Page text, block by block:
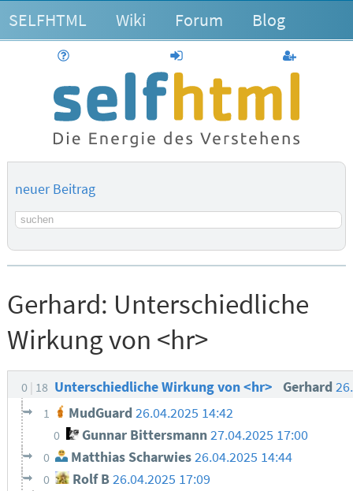
SELFHTML Wiki Forum Blog
anmelden
neuer Beitrag
Suchbegriff
Gerhard: Unterschiedliche
Wirkung von <hr>
0 18 Unterschiedliche Wirkung von <hr> Gerhard
1 MudGuard 26.04.2025 14:42
0 Gunnar Bittersmann 27.04.2025 17:00
0 Matthias Scharwies26.04.2025 14:44
0 Rolf B26.04.2025 17:09